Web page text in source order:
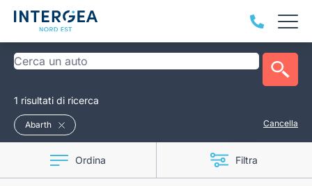
1 risultati di ricerca
Abarth Cancella
Ordina Filtra